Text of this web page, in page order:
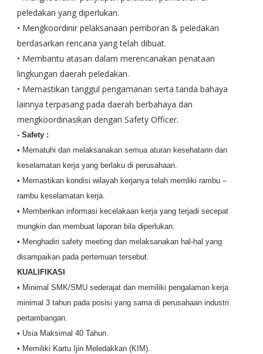
peledakan yang diperlukan.
• Mengkoordinir pelaksanaan pemboran & peledakan
berdasarkan rencana yang telah dibuat.
• Membantu atasan dalam merencanakan penataan
lingkungan daerah peledakan.
• Memastikan tanggul pengamanan serta tanda bahaya
lainnya terpasang pada daerah berbahaya dan
mengkoordinasikan dengan Safety Officer.
- Safety :
• Mematuhi dan melaksanakan semua aturan kesehatann dan
keselamatan kerja yang berlaku di perusahaan.
• Memastikan kondisi wilayah kerjanya telah memliki rambu –
rambu keselamatan kerja.
• Memberikan informasi kecelakaan kerja yang terjadi secepat
mungkin dan membuat laporan bila diperlukan.
• Menghadiri safety meeting dan melaksanakan hal-hal yang
disampaikan pada pertemuan tersebut.
KUALIFIKASI
• Minimal SMK/SMU sederajat dan memiliki pengalaman kerja
minimal 3 tahun pada posisi yang sama di perusahaan industri
pertambangan.
• Usia Maksimal 40 Tahun.
• Memiliki Kartu Ijin Meledakkan (KIM).